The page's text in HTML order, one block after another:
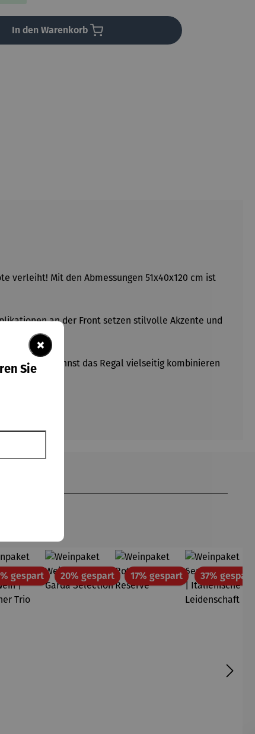
In den Warenkorb
verleiht! Mit den Abmessungen 51x40x120 cm ist
an der Front setzen stilvolle Akzente und
Du kannst das Regal vielseitig kombinieren
gespartRabatt20% gespartRabatt17% gespartRabatt37% gespart
×
Sie